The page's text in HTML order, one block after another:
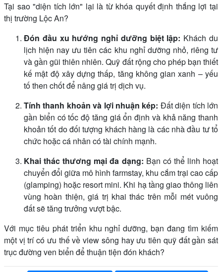
Tại sao "diện tích lớn" lại là từ khóa quyết định thắng lợi tại
thị trường Lộc An?
Đón đầu xu hướng nghỉ dưỡng biệt lập: Khách du
lịch hiện nay ưu tiên các khu nghỉ dưỡng nhỏ, riêng tư
và gần gũi thiên nhiên. Quỹ đất rộng cho phép bạn thiết
kế mật độ xây dựng thấp, tăng không gian xanh – yếu
tố then chốt để nâng giá trị dịch vụ.
Tính thanh khoản và lợi nhuận kép: Đất diện tích lớn
gần biển có tốc độ tăng giá ổn định và khả năng thanh
khoản tốt do đối tượng khách hàng là các nhà đầu tư tổ
chức hoặc cá nhân có tài chính mạnh.
Khai thác thương mại đa dạng: Bạn có thể linh hoạt
chuyển đổi giữa mô hình farmstay, khu cắm trại cao cấp
(glamping) hoặc resort mini. Khi hạ tầng giao thông liên
vùng hoàn thiện, giá trị khai thác trên mỗi mét vuông
đất sẽ tăng trưởng vượt bậc.
Với mục tiêu phát triển khu nghỉ dưỡng, bạn đang tìm kiếm
một vị trí có ưu thế về view sông hay ưu tiên quỹ đất gần sát
trục đường ven biển để thuận tiện đón khách?